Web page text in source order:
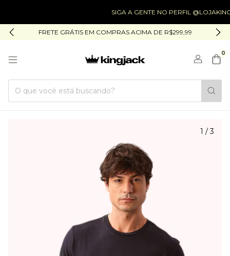
SIGA A GENTE NO PERFIL @LOJAKINGJACK
FRETE GRÁTIS EM COMPRAS ACIMA DE R$299,99
0
1 /3